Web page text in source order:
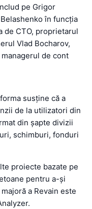
pe Grigor
în funcția
de CTO, proprietarul
Vlad Bocharov,
de cont
susține că a
de la utilizatori din
din șapte divizii
schimburi, fonduri
proiecte bazate pe
pentru a-și
a Revain este